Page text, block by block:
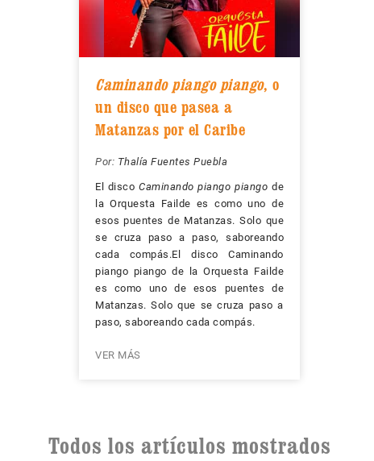
Caminando piango piango, o
un disco que pasea a
Matanzas por el Caribe
Por: Thalía Fuentes Puebla
El discoCaminando piango piango de
la Orquesta Failde es como uno de
esos puentes de Matanzas. Solo que
se cruza paso a paso, saboreando
cada compás.El disco Caminando
piango piango de la Orquesta Failde
es como uno de esos puentes de
Matanzas. Solo que se cruza paso a
paso, saboreando cada compás.
VER MÁS
Todos los artículos mostrados